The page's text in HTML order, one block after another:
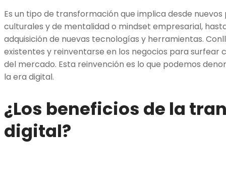
Es un tipo de transformación que implica desde
culturales y de mentalidad o mindset empresarial,
adquisición de nuevas tecnologías y herramientas.
existentes y reinventarse en los negocios para surfear
del mercado. Esta reinvención es lo que podemos
la era digital.
¿Los beneficios de la
digital?